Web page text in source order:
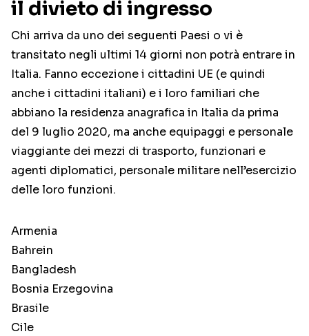
il divieto di ingresso
Chi arriva da uno dei seguenti Paesi o vi è
transitato negli ultimi 14 giorni non potrà entrare in
Italia. Fanno eccezione i cittadini UE (e quindi
anche i cittadini italiani) e i loro familiari che
abbiano la residenza anagrafica in Italia da prima
del 9 luglio 2020, ma anche equipaggi e personale
viaggiante dei mezzi di trasporto, funzionari e
agenti diplomatici, personale militare nell’esercizio
delle loro funzioni.
Armenia
Bahrein
Bangladesh
Bosnia Erzegovina
Brasile
Cile